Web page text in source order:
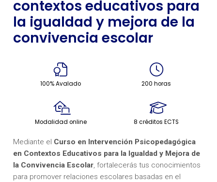
contextos educativos para
la igualdad y mejora de la
convivencia escolar
100% Avalado 200 horas
Modalidad online 8 créditos ECTS
Mediante el Curso en Intervención Psicopedagógica
en Contextos Educativos para la Igualdad y Mejora de
la Convivencia Escolar, fortalecerás tus conocimientos
para promover relaciones escolares basadas en el